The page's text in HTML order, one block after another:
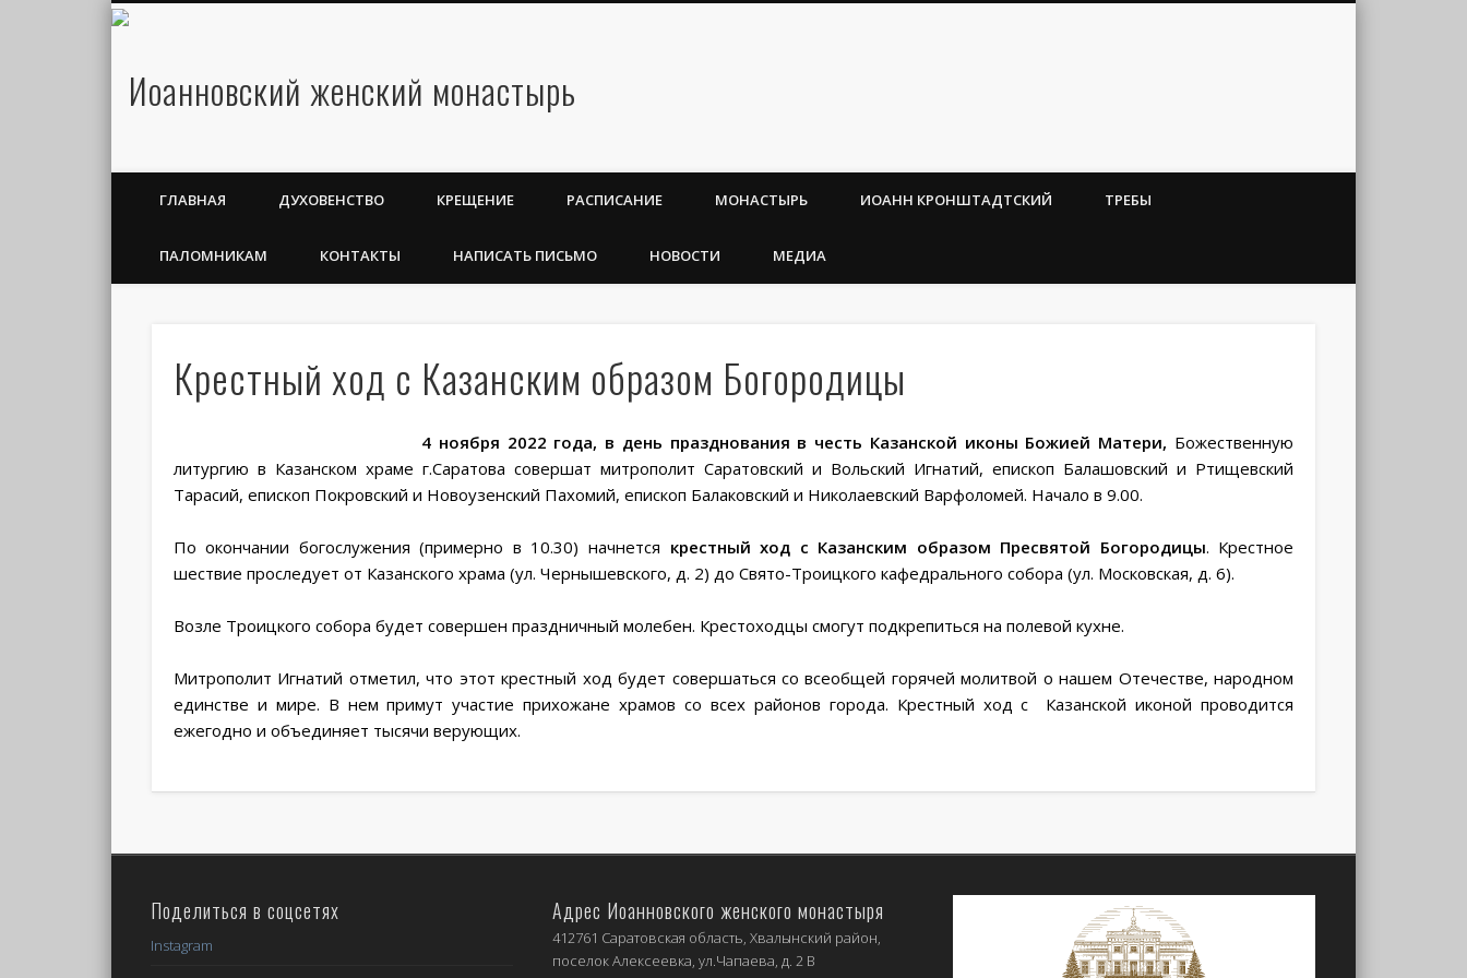
ГЛАВНАЯ ДУХОВЕНСТВО КРЕЩЕНИЕ РАСПИСАНИЕ МОНАСТЫРЬ ИОАНН КРОНШТАДТСКИЙ ТРЕБЫ
ПАЛОМНИКАМ КОНТАКТЫ НАПИСАТЬ ПИСЬМО НОВОСТИ МЕДИА
Крестный ход с Казанским образом Богородицы
4 ноября 2022 года, в день празднования в честь Казанской иконы Божией Матери, Божественную
литургию в Казанском храме г.Саратова совершат митрополит Саратовский и Вольский Игнатий, епископ Балашовский и Ртищевский
Тарасий, епископ Покровский и Новоузенский Пахомий, епископ Балаковский и Николаевский Варфоломей. Начало в 9.00.
По окончании богослужения (примерно в 10.30) начнется крестный ход с Казанским образом Пресвятой Богородицы. Крестное
шествие проследует от Казанского храма (ул. Чернышевского, д. 2) до Свято-Троицкого кафедрального собора (ул. Московская, д. 6).
Возле Троицкого собора будет совершен праздничный молебен. Крестоходцы смогут подкрепиться на полевой кухне.
Митрополит Игнатий отметил, что этоткрестный ход будет совершаться со всеобщей горячей молитвой о нашем Отечестве, народном
единстве и мире. В нем примут участие прихожане храмов со всех районов города. Крестный ход с Казанской иконой проводится
ежегодно и объединяет тысячи верующих.
Поделиться в соцсетях
Instagram
Адрес Иоанновского женского монастыря
412761 Саратовская область, Хвалынский район,
поселок Алексеевка, ул.Чапаева, д. 2 В